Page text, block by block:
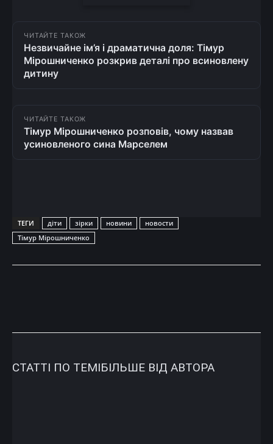
ЧИТАЙТЕ ТАКОЖ
Незвичайне ім’я і драматична доля: Тімур
Мірошниченко розкрив деталі про всиновлену
дитину
ЧИТАЙТЕ ТАКОЖ
Тімур Мірошниченко розповів, чому назвав
усиновленого сина Марселем
ТЕГИ діти зірки новини
новости
Тімур Мірошниченко
СТАТТІ ПО ТЕМІБІЛЬШЕ ВІД АВТОРА